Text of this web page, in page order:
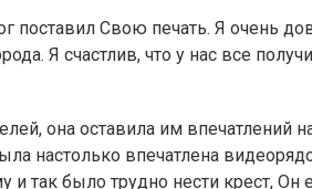
Свою печать. Я очень
Я счастлив, что у нас все
она оставила им впечатлений
настолько впечатлена
и так было трудно нести крест,